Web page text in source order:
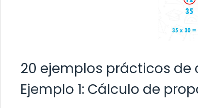
20 ejemplos prácticos
Ejemplo 1: Cálculo de